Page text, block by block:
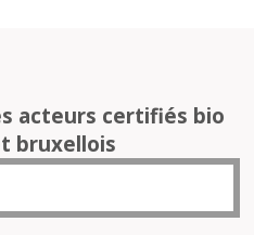
acteurs certifiés bio
bruxellois